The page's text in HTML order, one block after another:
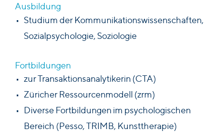
Trainer*innen
AKTUELL
Ausbildung
Studium der Kommunikationswissenschaften,
Sozialpsychologie, Soziologie
Fortbildungen
zur Transaktionsanalytikerin (CTA)
Züricher Ressourcenmodell (zrm)
Diverse Fortbildungen im psychologischen
Bereich (Pesso, TRIMB, Kunsttherapie)